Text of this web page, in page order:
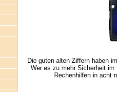
Die guten alten Ziffern haben
Wer es zu mehr Sicherheit
Rechenhilfen in acht